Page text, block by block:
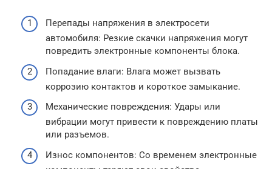
Перепады напряжения в электросети
автомобиля: Резкие скачки напряжения могут
повредить электронные компоненты блока.
Попадание влаги: Влага может вызвать
коррозию контактов и короткое замыкание.
Механические повреждения: Удары или
вибрации могут привести к повреждению платы
или разъемов.
Износ компонентов: Со временем электронные